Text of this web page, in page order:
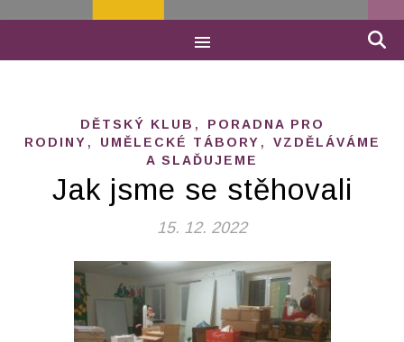
DĚTSKÝ KLUB ,
PORADNA PRO
RODINY , UMĚLECKÉ TÁBORY ,
VZDĚLÁVÁME
A SLAĎUJEME
Jak jsme se stěhovali
15. 12. 2022